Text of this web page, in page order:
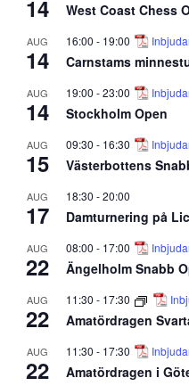
14 West Coast Chess
AUG
14
16:00 - 19:00
Carnstams
AUG
14
19:00 -23:00
Stockholm Open
AUG
15
09:30 - 16:30
Västerbottens
AUG
17
18:30 -20:00
Damturnering på
AUG
22
08:00 - 17:00
Ängelholm Snabb
AUG
22
11:30 - 17:30
Amatördragen
AUG
22
11:30 - 17:30
Amatördragen i